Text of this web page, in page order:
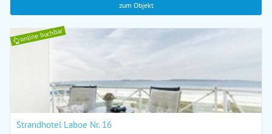
zum Objekt
online buchbar
Strandhotel Laboe Nr. 16